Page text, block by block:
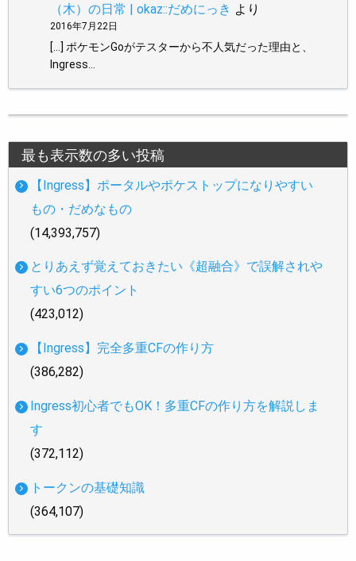
（木）の日常 | okaz::だめにっき より
2016年7月22日
[…] ポケモンGoがテスターから不人気だった理由と、
Ingress…
最も表示数の多い投稿
【Ingress】ポータルやポケストップになりやすい
もの・だめなもの
(14,393,757)
とりあえず覚えておきたい《超融合》で誤解されや
すい6つのポイント
(423,012)
【Ingress】完全多重CFの作り方
(386,282)
Ingress初心者でもOK！多重CFの作り方を解説しま
す
(372,112)
トークンの基礎知識
(364,107)